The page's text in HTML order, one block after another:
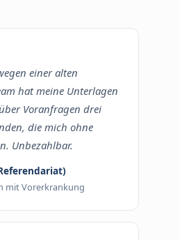
einer alten
hat meine Unterlagen
Voranfragen drei
die mich ohne
Unbezahlbar.
mit Vorerkrankung